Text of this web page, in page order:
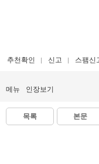
추천확인 신고 스팸신
메뉴 인장보기
목록 본문